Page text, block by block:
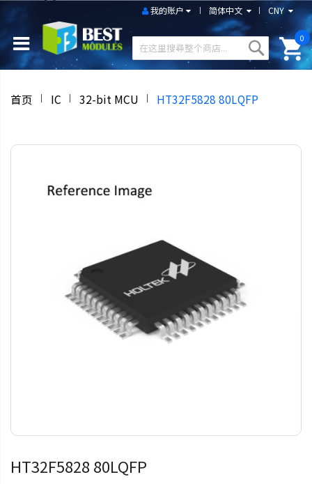
CNY
简体中文
我的账户
0
首页 IC 32-bit MCU HT32F5828 80LQFP
HT32F5828 80LQFP